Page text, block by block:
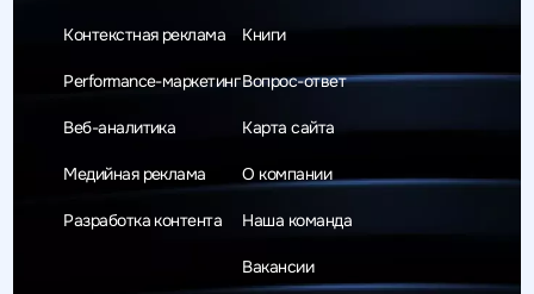
Контекстная реклама
Performance-маркетинг
Веб-аналитика
Медийная реклама
Разработка контента
Книги
Вопрос-ответ
Карта сайта
О компании
Наша команда
Вакансии